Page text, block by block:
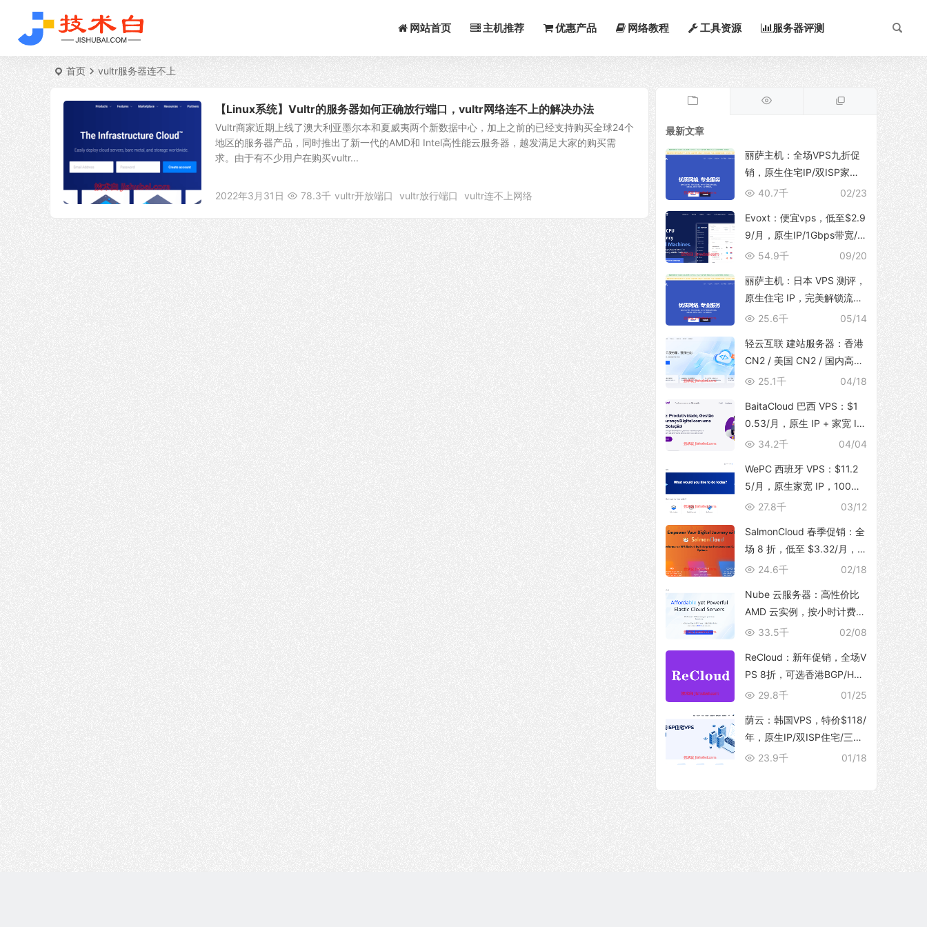
网站首页 主机推荐 优惠产品 网络教程 工具资源 服务器评测
首页 vultr服务器连不上
【Linux系统】Vultr的服务器如何正确放行端口，vultr网络连不上的解决办法
Vultr商家近期上线了澳大利亚墨尔本和夏威夷两个新数据中心，加上之前的已经支持购买全球24个
地区的服务器产品，同时推出了新一代的AMD和 Intel高性能云服务器，越发满足大家的购买需
求。由于有不少用户在购买vultr...
2022年3月31日 78.3千 vultr开放端口 vultr放行端口 vultr连不上网络
最新文章
丽萨主机：全场VPS九折促
销，原生住宅IP/双ISP家
宽，支持TikTok运营、解锁
务
02/23
40.7千
Evoxt：便宜vps，低至$2.9
9/月，原生IP/1Gbps带宽/
支持新增多个IP地址，可选
印尼/马来西亚/美国/德国/英
国/波兰等地区
09/20
54.9千
丽萨主机：日本 VPS 测评，
原生住宅 IP，完美解锁流媒
体，支持 TikTok 运营，129
05/14
25.6千
轻云互联 建站服务器：香港
CN2 / 美国 CN2 / 国内高防
BGP，无限流量，建站首选
04/18
25.1千
BaitaCloud 巴西 VPS：$1
0.53/月，原生 IP + 家宽 IS
P，100Mbps 无限流量04/04
34.2千
WePC 西班牙 VPS：$11.2
5/月，原生家宽 IP，100Mb
ps 带宽，1T 流量，支持 Tik
03/12
27.8千
SalmonCloud 春季促销：全
场 8 折，低至 $3.32/月，
高性能 CPU + 10Gbps 大带
区
02/18
24.6千
Nube 云服务器：高性价比
AMD 云实例，按小时计费，
10Gbps 大带宽，解锁流媒
02/08
33.5千
ReCloud：新年促销，全场V
PS 8折，可选香港BGP/HG
C、台湾TFN/Hinet家宽、马
01/25
29.8千
荫云：韩国VPS，特价$118/
年，原生IP/双ISP住宅/三网
优化直连/250M带宽@5T流
01/18
23.9千